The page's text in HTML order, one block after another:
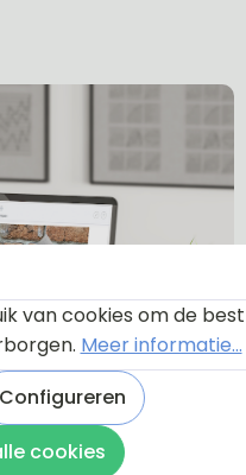
van cookies om de best
Meer informatie...
Configureren
cookies